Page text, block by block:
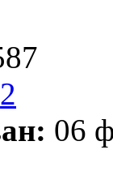
2
06